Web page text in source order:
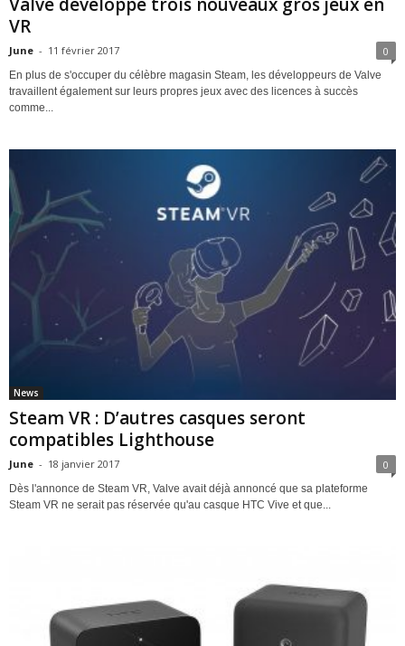
Valve développe trois nouveaux gros jeux en
VR
June - 11 février 2017 0
En plus de s'occuper du célèbre magasin Steam, les développeurs de Valve
travaillent également sur leurs propres jeux avec des licences à succès
comme...
News
Steam VR : D’autres casques seront
compatibles Lighthouse
June - 18 janvier 2017 0
Dès l'annonce de Steam VR, Valve avait déjà annoncé que sa plateforme
Steam VR ne serait pas réservée qu'au casque HTC Vive et que...